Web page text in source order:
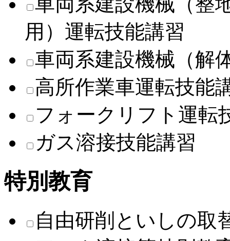
用）運転技能講習
車両系建設機械（解
高所作業車運転技能
フォークリフト運転
ガス溶接技能講習
特別教育
自由研削といしの取